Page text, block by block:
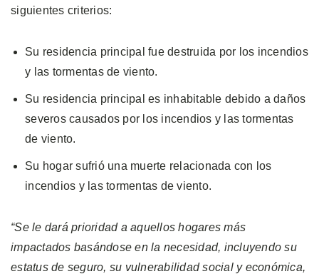
siguientes criterios:
Su residencia principal fue destruida por los incendios
y las tormentas de viento.
Su residencia principal es inhabitable debido a daños
severos causados por los incendios y las tormentas
de viento.
Su hogar sufrió una muerte relacionada con los
incendios y las tormentas de viento.
“Se le dará prioridad a aquellos hogares más
impactados basándose en la necesidad, incluyendo su
estatus de seguro, su vulnerabilidad social y económica,